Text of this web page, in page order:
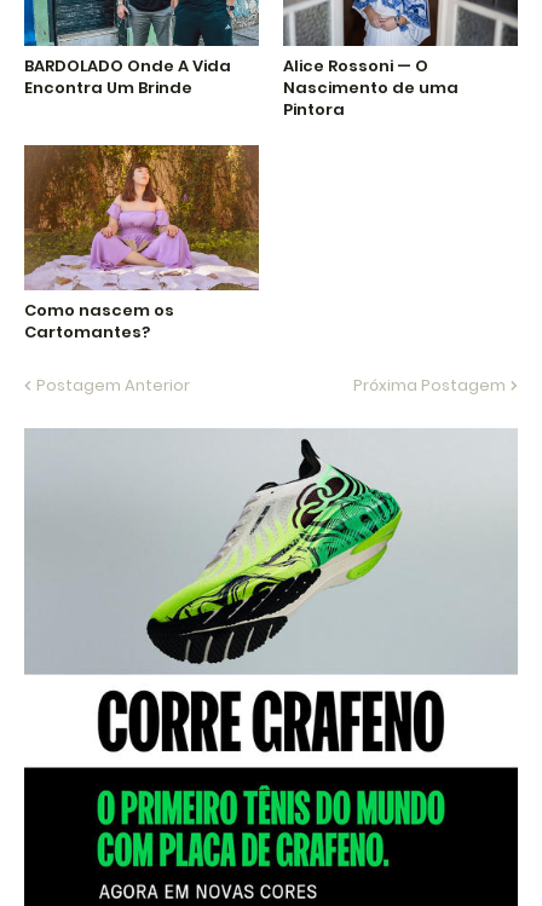
BARDOLADO Onde A Vida
Encontra Um Brinde
Alice Rossoni — O
Nascimento de uma
Pintora
Como nascem os
Cartomantes?
Postagem Anterior Próxima Postagem